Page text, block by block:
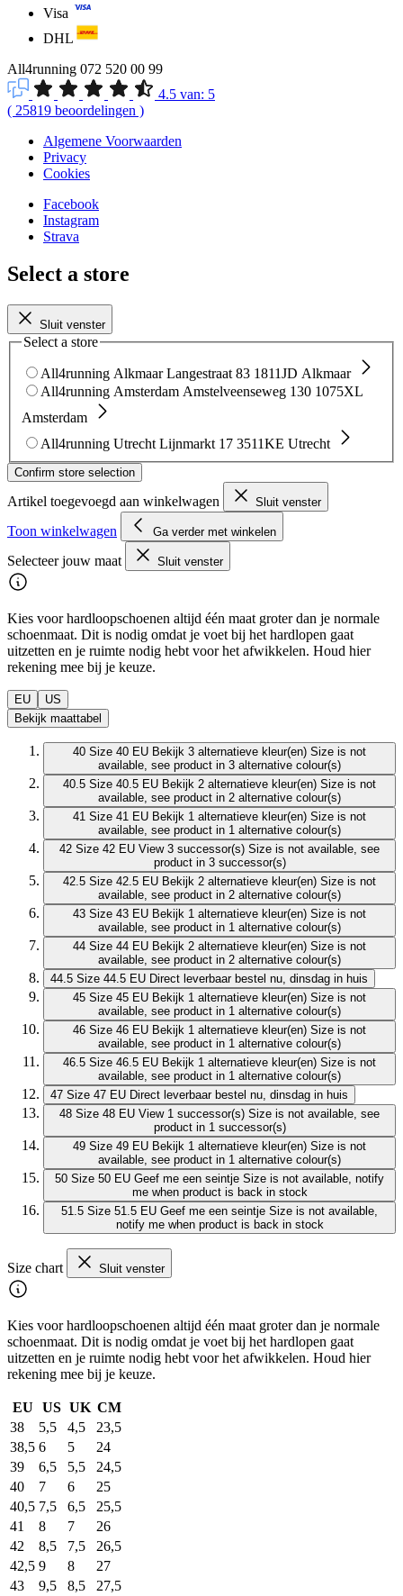
Visa
DHL
All4running 072 520 00 99
4.5 van: 5
( 25819 beoordelingen )
Algemene Voorwaarden
Privacy
Cookies
Facebook
Instagram
Strava
Select a store
Sluit venster
Select a store
All4running Alkmaar Langestraat 83 1811JD Alkmaar
All4running Amsterdam Amstelveenseweg 130 1075XL
Amsterdam
All4running Utrecht Lijnmarkt 17 3511KE Utrecht
Confirm store selection
Artikel toegevoegd aan winkelwagen Sluit venster
Toon winkelwagen Ga verder met winkelen
Selecteer jouw maat Sluit venster
Kies voor hardloopschoenen altijd één maat groter dan je normale
schoenmaat. Dit is nodig omdat je voet bij het hardlopen gaat
uitzetten en je ruimte nodig hebt voor het afwikkelen. Houd hier
rekening mee bij je keuze.
EU
US
Bekijk maattabel
40 Size 40 EU Bekijk 3 alternatieve kleur(en) Size is not
available, see product in 3 alternative colour(s)
40.5 Size 40.5 EU Bekijk 2 alternatieve kleur(en) Size is not
available, see product in 2 alternative colour(s)
41 Size 41 EU Bekijk 1 alternatieve kleur(en) Size is not
available, see product in 1 alternative colour(s)
42 Size 42 EU View 3 successor(s) Size is not available, see
product in 3 successor(s)
42.5 Size 42.5 EU Bekijk 2 alternatieve kleur(en) Size is not
available, see product in 2 alternative colour(s)
43 Size 43 EU Bekijk 1 alternatieve kleur(en) Size is not
available, see product in 1 alternative colour(s)
44 Size 44 EU Bekijk 2 alternatieve kleur(en) Size is not
available, see product in 2 alternative colour(s)
44.5 Size 44.5 EU Direct leverbaar bestel nu, dinsdag in huis
45 Size 45 EU Bekijk 1 alternatieve kleur(en) Size is not
available, see product in 1 alternative colour(s)
46 Size 46 EU Bekijk 1 alternatieve kleur(en) Size is not
available, see product in 1 alternative colour(s)
46.5 Size 46.5 EU Bekijk 1 alternatieve kleur(en) Size is not
available, see product in 1 alternative colour(s)
47 Size 47 EU Direct leverbaar bestel nu, dinsdag in huis
48 Size 48 EU View 1 successor(s) Size is not available, see
product in 1 successor(s)
49 Size 49 EU Bekijk 1 alternatieve kleur(en) Size is not
available, see product in 1 alternative colour(s)
50 Size 50 EU Geef me een seintje Size is not available, notify
me when product is back in stock
51.5 Size 51.5 EU Geef me een seintje Size is not available,
notify me when product is back in stock
Size chart Sluit venster
Kies voor hardloopschoenen altijd één maat groter dan je normale
schoenmaat. Dit is nodig omdat je voet bij het hardlopen gaat
uitzetten en je ruimte nodig hebt voor het afwikkelen. Houd hier
rekening mee bij je keuze.
EU US UK CM
38
5,5 4,5
23,5
38,5 6 5
24
39
6,5 5,5
24,5
40
7 6
25
40,5 7,5 6,5
25,5
41
8 7
26
42
8,5 7,5
26,5
42,5 9 8
27
43
9,5 8,5
27,5